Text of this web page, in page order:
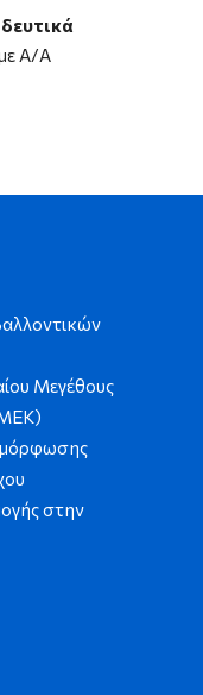
Α/Α
Μεγέθους
στην